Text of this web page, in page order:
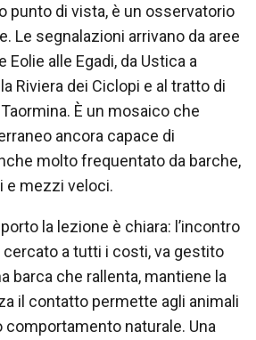
punto di vista, è un osservatorio
Le segnalazioni arrivano da aree
Eolie alle Egadi, da Ustica a
Riviera dei Ciclopi e al tratto di
È un mosaico che
ancora capace di
molto frequentato da barche,
e mezzi veloci.
la lezione è chiara: l’incontro
cercato a tutti i costi, va gestito
barca che rallenta, mantiene la
il contatto permette agli animali
comportamento naturale. Una